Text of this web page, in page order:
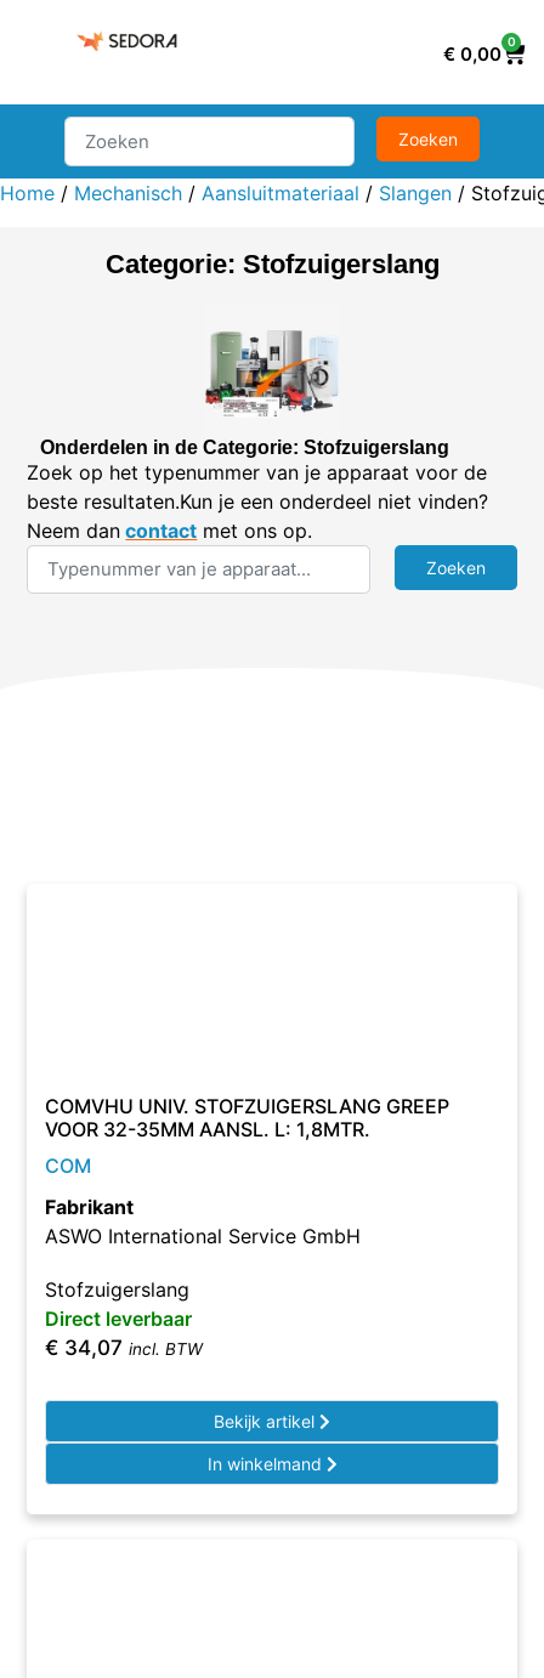
€ 0,00
0
Home / Mechanisch / Aansluitmateriaal / Slangen /
Categorie: Stofzuigerslang
Onderdelen in de Categorie: Stofzuigerslang
Zoek op het typenummer van je apparaat voor de
beste resultaten.Kun je een onderdeel niet vinden?
Neem dan contact met ons op.
COMVHU UNIV. STOFZUIGERSLANG GREEP
VOOR 32-35MM AANSL. L: 1,8MTR.
COM
Fabrikant
ASWO International Service GmbH
Stofzuigerslang
Direct leverbaar
€ 34,07 incl. BTW
Bekijk artikel
In winkelmand